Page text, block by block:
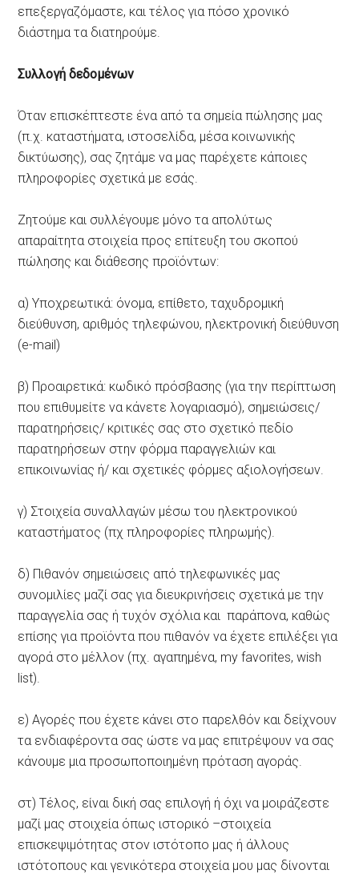
επεξεργαζόμαστε, και τέλος για πόσο χρονικό
διάστημα τα διατηρούμε.
Συλλογή δεδομένων
Όταν επισκέπτεστε ένα από τα σημεία πώλησης μας
(π.χ. καταστήματα, ιστοσελίδα, μέσα κοινωνικής
δικτύωσης), σας ζητάμε να μας παρέχετε κάποιες
πληροφορίες σχετικά με εσάς.
Ζητούμε και συλλέγουμε μόνο τα απολύτως
απαραίτητα στοιχεία προς επίτευξη του σκοπού
πώλησης και διάθεσης προϊόντων:
α) Υποχρεωτικά: όνομα, επίθετο, ταχυδρομική
διεύθυνση, αριθμός τηλεφώνου, ηλεκτρονική διεύθυνση
(e-mail)
β) Προαιρετικά: κωδικό πρόσβασης (για την περίπτωση
που επιθυμείτε να κάνετε λογαριασμό), σημειώσεις/
παρατηρήσεις/ κριτικές σας στο σχετικό πεδίο
παρατηρήσεων στην φόρμα παραγγελιών και
επικοινωνίας ή/ και σχετικές φόρμες αξιολογήσεων.
γ) Στοιχεία συναλλαγών μέσω του ηλεκτρονικού
καταστήματος (πχ πληροφορίες πληρωμής).
δ) Πιθανόν σημειώσεις από τηλεφωνικές μας
συνομιλίες μαζί σας για διευκρινήσεις σχετικά με την
παραγγελία σας ή τυχόν σχόλια και παράπονα, καθώς
επίσης για προϊόντα που πιθανόν να έχετε επιλέξει για
αγορά στο μέλλον (πχ. αγαπημένα, my favorites, wish
list).
ε) Αγορές που έχετε κάνει στο παρελθόν και δείχνουν
τα ενδιαφέροντα σας ώστε να μας επιτρέψουν να σας
κάνουμε μια προσωποποιημένη πρόταση αγοράς.
στ) Τέλος, είναι δική σας επιλογή ή όχι να μοιράζεστε
μαζί μας στοιχεία όπως ιστορικό –στοιχεία
επισκεψιμότητας στον ιστότοπο μας ή άλλους
ιστότοπους και γενικότερα στοιχεία μου μας δίνονται